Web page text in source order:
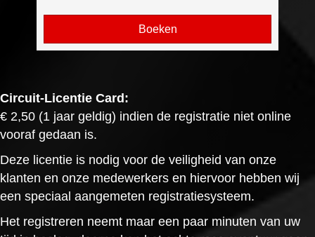
Boeken
Circuit-Licentie Card:
€ 2,50 (1 jaar geldig) indien de registratie niet online
vooraf gedaan is.
Deze licentie is nodig voor de veiligheid van onze
klanten en onze medewerkers en hiervoor hebben wij
een speciaal aangemeten registratiesysteem.
Het registreren neemt maar een paar minuten van uw